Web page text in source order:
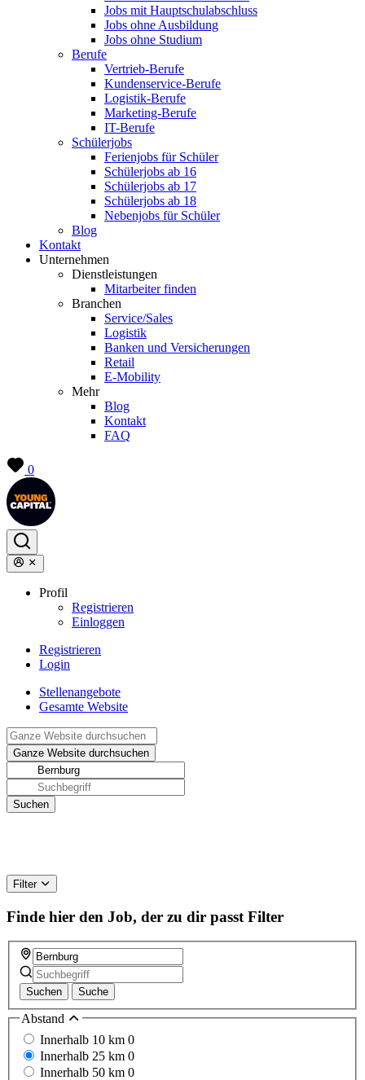
Jobs mit Hauptschulabschluss
Jobs ohne Ausbildung
Jobs ohne Studium
Berufe
Vertrieb-Berufe
Kundenservice-Berufe
Logistik-Berufe
Marketing-Berufe
IT-Berufe
Schülerjobs
Ferienjobs für Schüler
Schülerjobs ab 16
Schülerjobs ab 17
Schülerjobs ab 18
Nebenjobs für Schüler
Blog
Kontakt
Unternehmen
Dienstleistungen
Mitarbeiter finden
Branchen
Service/Sales
Logistik
Banken und Versicherungen
Retail
E-Mobility
Mehr
Blog
Kontakt
FAQ
0
Profil
Registrieren
Einloggen
Registrieren
Login
Stellenangebote
Gesamte Website
Filter
Finde hier den Job, der zu dir passt Filter
Suchen Suche
Abstand
Innerhalb 10 km 0
Innerhalb 25 km 0
Innerhalb 50 km 0